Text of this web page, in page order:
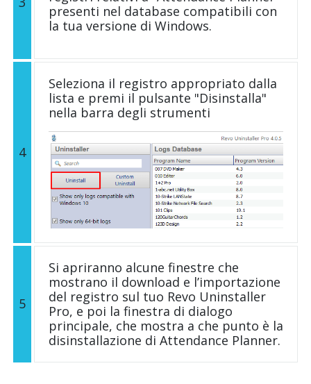
presenti nel database compatibili con
la tua versione di Windows.
4
Seleziona il registro appropriato dalla
lista e premi il pulsante "Disinstalla"
nella barra degli strumenti
5
Si apriranno alcune finestre che
mostrano il download e l’importazione
del registro sul tuo Revo Uninstaller
Pro, e poi la finestra di dialogo
principale, che mostra a che punto è la
disinstallazione di Attendance Planner.